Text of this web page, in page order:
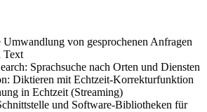
von gesprochenen Anfragen
Text
Sprachsuche nach Orten und Diensten
Diktieren mit Echtzeit-Korrekturfunktion
in Echtzeit (Streaming)
und Software-Bibliotheken für